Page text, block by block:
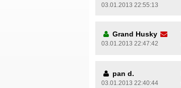
03.01.2013 22:55:13
Grand Husky
03.01.2013 22:47:42
pan d.
03.01.2013 22:40:44